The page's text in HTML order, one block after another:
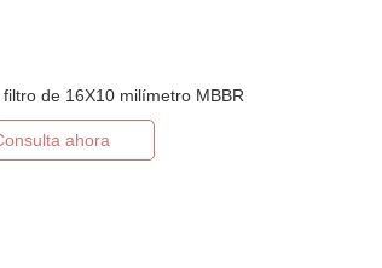
de 16X10 milímetro MBBR
ahora